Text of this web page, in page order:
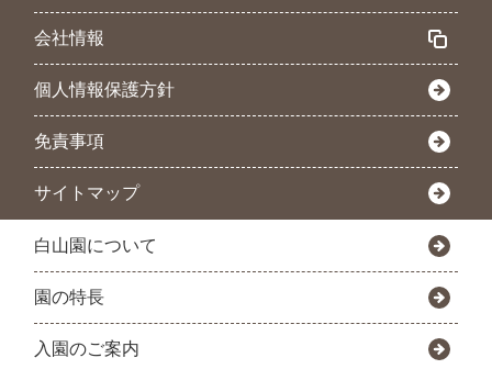
会社情報
個人情報保護方針
免責事項
サイトマップ
白山園について
園の特長
入園のご案内